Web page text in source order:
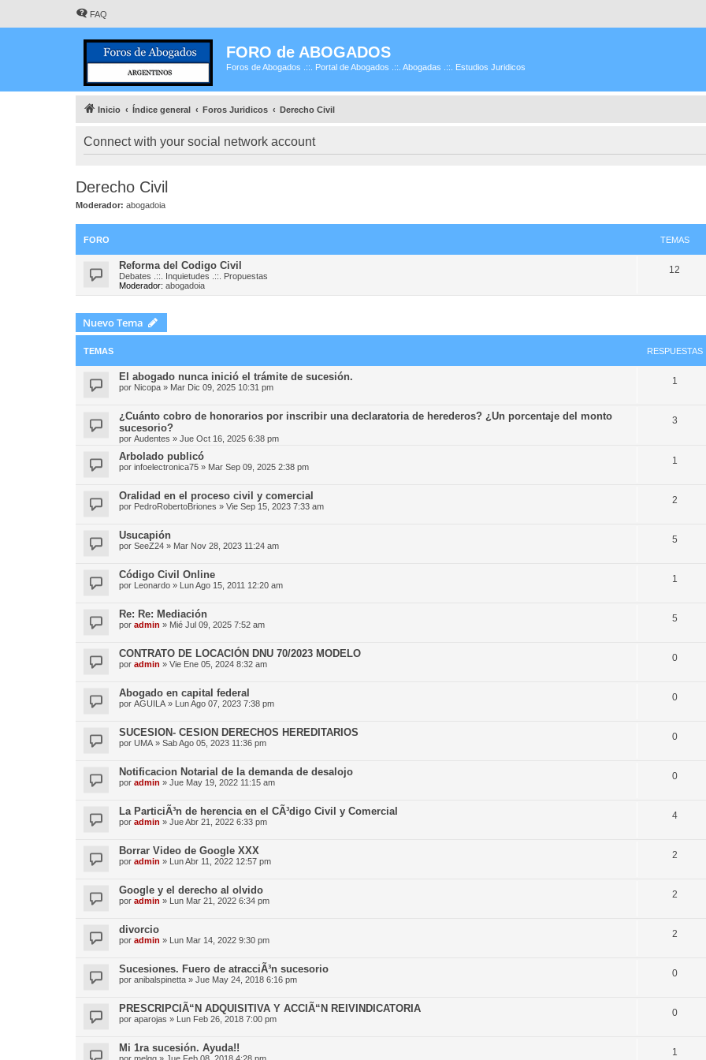
FAQ
FORO de ABOGADOS
Foros de Abogados .::. Portal de Abogados .::. Abogadas .::. Estudios Juridicos
Inicio Índice general Foros Juridicos Derecho Civil
Connect with your social network account
Derecho Civil
Moderador: abogadoia
FORO TEMAS
Reforma del Codigo Civil
Debates .::. Inquietudes .::. Propuestas
Moderador: abogadoia
12
Nuevo Tema
TEMAS RESPUESTAS
El abogado nunca inició el trámite de sucesión.
por Nicopa » Mar Dic 09, 2025 10:31 pm
1
¿Cuánto cobro de honorarios por inscribir una declaratoria de herederos? ¿Un porcentaje del monto
sucesorio?
por Audentes » Jue Oct 16, 2025 6:38 pm
3
Arbolado publicó
por infoelectronica75 » Mar Sep 09, 2025 2:38 pm
1
Oralidad en el proceso civil y comercial
por PedroRobertoBriones » Vie Sep 15, 2023 7:33 am
2
Usucapión
por SeeZ24 » Mar Nov 28, 2023 11:24 am
5
Código Civil Online
por Leonardo » Lun Ago 15, 2011 12:20 am
1
Re: Re: Mediación
por admin » Mié Jul 09, 2025 7:52 am
5
CONTRATO DE LOCACIÓN DNU 70/2023 MODELO
por admin » Vie Ene 05, 2024 8:32 am
0
Abogado en capital federal
por AGUILA » Lun Ago 07, 2023 7:38 pm
0
SUCESION- CESION DERECHOS HEREDITARIOS
por UMA » Sab Ago 05, 2023 11:36 pm
0
Notificacion Notarial de la demanda de desalojo
por admin » Jue May 19, 2022 11:15 am
0
La ParticiÃ³n de herencia en el CÃ³digo Civil y Comercial
por admin » Jue Abr 21, 2022 6:33 pm
4
Borrar Video de Google XXX
por admin » Lun Abr 11, 2022 12:57 pm
2
Google y el derecho al olvido
por admin » Lun Mar 21, 2022 6:34 pm
2
divorcio
por admin » Lun Mar 14, 2022 9:30 pm
2
Sucesiones. Fuero de atracciÃ³n sucesorio
por anibalspinetta » Jue May 24, 2018 6:16 pm
0
PRESCRIPCIÃ“N ADQUISITIVA Y ACCIÃ“N REIVINDICATORIA
por aparojas » Lun Feb 26, 2018 7:00 pm
0
Mi 1ra sucesión. Ayuda!!
por melgg » Jue Feb 08, 2018 4:28 pm
1